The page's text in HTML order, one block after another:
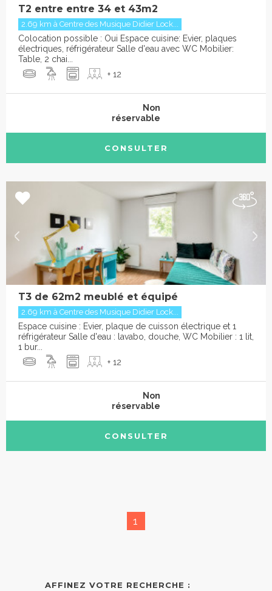
T2 entre entre 34 et 43m2
2.69 km à Centre des Musique Didier Lock...
Colocation possible : Oui Espace cuisine: Evier, plaques
électriques, réfrigérateur Salle d'eau avec WC Mobilier:
Table, 2 chai...
+ 12
Non
réservable
CONSULTER
T3 de 62m2 meublé et équipé
2.69 km à Centre des Musique Didier Lock...
Espace cuisine : Evier, plaque de cuisson électrique et 1
réfrigérateur Salle d'eau : lavabo, douche, WC Mobilier : 1 lit,
1 bur...
+ 12
Non
réservable
CONSULTER
1
AFFINEZ VOTRE RECHERCHE :